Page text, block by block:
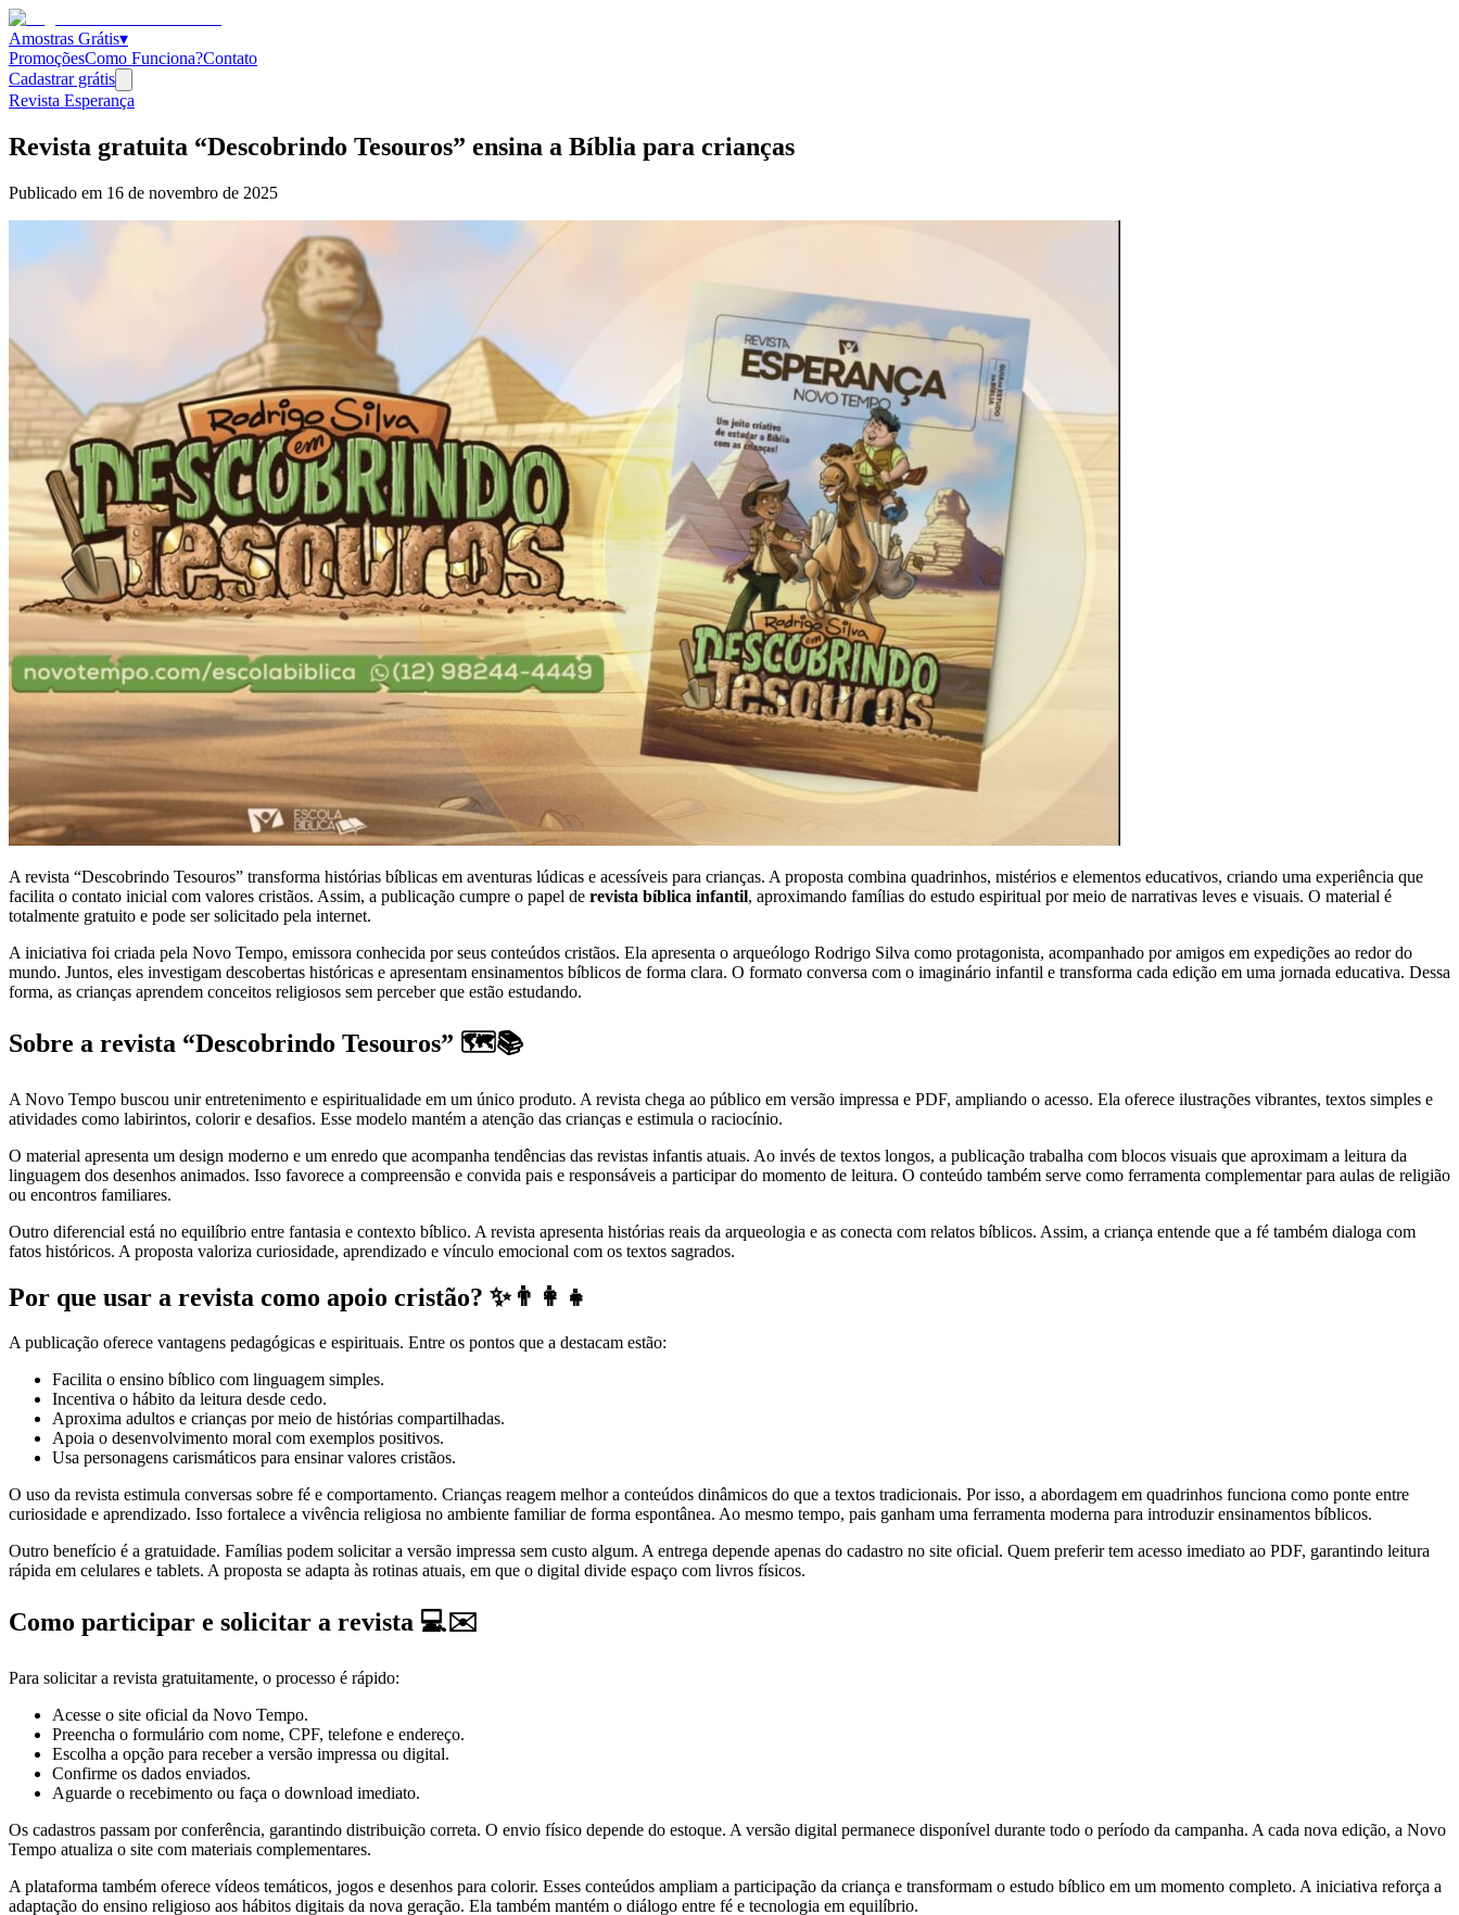
Amostras Grátis▾
PromoçõesComo Funciona?Contato
Cadastrar grátis
Revista Esperança
Revista gratuita “Descobrindo Tesouros” ensina a Bíblia para crianças
Publicado em 16 de novembro de 2025
A revista “Descobrindo Tesouros” transforma histórias bíblicas em aventuras lúdicas e acessíveis para crianças. A proposta combina quadrinhos, mistérios e elementos educativos, criando uma experiência que
facilita o contato inicial com valores cristãos. Assim, a publicação cumpre o papel de revista bíblica infantil, aproximando famílias do estudo espiritual por meio de narrativas leves e visuais. O material é
totalmente gratuito e pode ser solicitado pela internet.
A iniciativa foi criada pela Novo Tempo, emissora conhecida por seus conteúdos cristãos. Ela apresenta o arqueólogo Rodrigo Silva como protagonista, acompanhado por amigos em expedições ao redor do
mundo. Juntos, eles investigam descobertas históricas e apresentam ensinamentos bíblicos de forma clara. O formato conversa com o imaginário infantil e transforma cada edição em uma jornada educativa. Dessa
forma, as crianças aprendem conceitos religiosos sem perceber que estão estudando.
Sobre a revista “Descobrindo Tesouros” 🗺️📚
A Novo Tempo buscou unir entretenimento e espiritualidade em um único produto. A revista chega ao público em versão impressa e PDF, ampliando o acesso. Ela oferece ilustrações vibrantes, textos simples e
atividades como labirintos, colorir e desafios. Esse modelo mantém a atenção das crianças e estimula o raciocínio.
O material apresenta um design moderno e um enredo que acompanha tendências das revistas infantis atuais. Ao invés de textos longos, a publicação trabalha com blocos visuais que aproximam a leitura da
linguagem dos desenhos animados. Isso favorece a compreensão e convida pais e responsáveis a participar do momento de leitura. O conteúdo também serve como ferramenta complementar para aulas de religião
ou encontros familiares.
Outro diferencial está no equilíbrio entre fantasia e contexto bíblico. A revista apresenta histórias reais da arqueologia e as conecta com relatos bíblicos. Assim, a criança entende que a fé também dialoga com
fatos históricos. A proposta valoriza curiosidade, aprendizado e vínculo emocional com os textos sagrados.
Por que usar a revista como apoio cristão? ✨👨‍👩‍👧
A publicação oferece vantagens pedagógicas e espirituais. Entre os pontos que a destacam estão:
Facilita o ensino bíblico com linguagem simples.
Incentiva o hábito da leitura desde cedo.
Aproxima adultos e crianças por meio de histórias compartilhadas.
Apoia o desenvolvimento moral com exemplos positivos.
Usa personagens carismáticos para ensinar valores cristãos.
O uso da revista estimula conversas sobre fé e comportamento. Crianças reagem melhor a conteúdos dinâmicos do que a textos tradicionais. Por isso, a abordagem em quadrinhos funciona como ponte entre
curiosidade e aprendizado. Isso fortalece a vivência religiosa no ambiente familiar de forma espontânea. Ao mesmo tempo, pais ganham uma ferramenta moderna para introduzir ensinamentos bíblicos.
Outro benefício é a gratuidade. Famílias podem solicitar a versão impressa sem custo algum. A entrega depende apenas do cadastro no site oficial. Quem preferir tem acesso imediato ao PDF, garantindo leitura
rápida em celulares e tablets. A proposta se adapta às rotinas atuais, em que o digital divide espaço com livros físicos.
Como participar e solicitar a revista 💻✉️
Para solicitar a revista gratuitamente, o processo é rápido:
Acesse o site oficial da Novo Tempo.
Preencha o formulário com nome, CPF, telefone e endereço.
Escolha a opção para receber a versão impressa ou digital.
Confirme os dados enviados.
Aguarde o recebimento ou faça o download imediato.
Os cadastros passam por conferência, garantindo distribuição correta. O envio físico depende do estoque. A versão digital permanece disponível durante todo o período da campanha. A cada nova edição, a Novo
Tempo atualiza o site com materiais complementares.
A plataforma também oferece vídeos temáticos, jogos e desenhos para colorir. Esses conteúdos ampliam a participação da criança e transformam o estudo bíblico em um momento completo. A iniciativa reforça a
adaptação do ensino religioso aos hábitos digitais da nova geração. Ela também mantém o diálogo entre fé e tecnologia em equilíbrio.